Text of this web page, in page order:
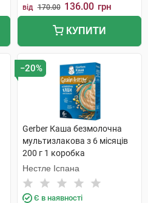
від 170.00 136.00 грн
КУПИТИ
−20%
Gerber Каша безмолочна
мультизлакова з 6 місяців
200 г 1 коробка
Нестле Іспана
Є в наявності